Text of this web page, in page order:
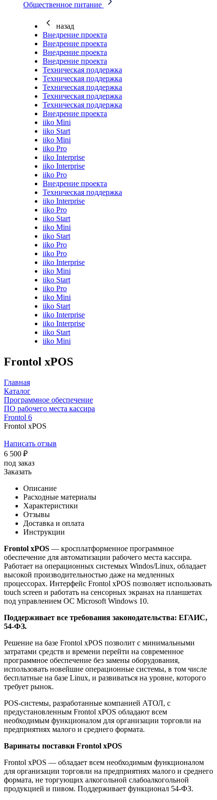
Общественное питание
назад
Внедрение проекта
Внедрение проекта
Внедрение проекта
Внедрение проекта
Техническая поддержка
Техническая поддержка
Техническая поддержка
Техническая поддержка
Техническая поддержка
Внедрение проекта
iiko Mini
iiko Start
iiko Mini
iiko Pro
iiko Interprise
iiko Interprise
iiko Pro
Внедрение проекта
Техническая поддержка
iiko Interprise
iiko Pro
iiko Start
iiko Mini
iiko Start
iiko Pro
iiko Pro
iiko Interprise
iiko Mini
iiko Start
iiko Pro
iiko Mini
iiko Start
iiko Interprise
iiko Interprise
iiko Start
iiko Mini
Frontol xPOS
Главная
Каталог
Программное обеспечение
ПО рабочего места кассира
Frontol 6
Frontol xPOS
Написать отзыв
6 500 ₽
под заказ
Заказать
Описание
Расходные материалы
Характеристики
Отзывы
Доставка и оплата
Инструкции
Frontol xPOS — кросплатформенное программное
обеспечение для автоматизации рабочего места кассира.
Работает на операционных системых Windos/Linux, обладает
высокой производительностью даже на медленных
процессорах. Интерфейс Frontol xPOS позволяет использовать
touch screen и работать на сенсорных экранах на планшетах
под управлением ОС Microsoft Windows 10.
Поддерживает все требования законодательства: ЕГАИС,
54-ФЗ.
Решение на базе Frontol xPOS позволит с минимальными
затратами средств и времени перейти на современное
программное обеспечение без замены оборудования,
использовать новейшие операционные системы, в том числе
бесплатные на базе Linux, и развиваться на уровне, которого
требует рынок.
POS-системы, разработанные компанией АТОЛ, с
предустановленным Frontol xPOS обладают всем
необходимым функционалом для организации торговли на
предприятиях малого и среднего формата.
Варинаты поставки Frontol xPOS
Frontol xPOS — обладает всем необходимым функционалом
для организации торговли на предприятиях малого и среднего
формата, не торгующих алкогольной слабоалкогольной
продукцией и пивом. Поддерживает функционал 54-ФЗ.